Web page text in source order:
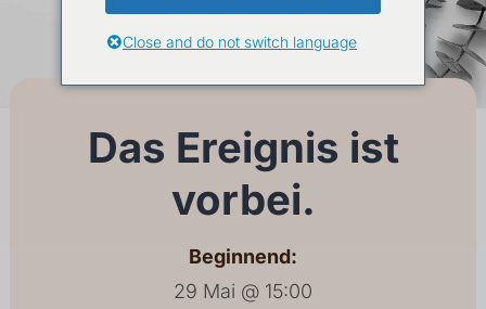
29 MAI-01 JUNI 2026
Das Ereignis ist
vorbei.
Beginnend:
29 Mai @ 15:00
Close and do not switch language